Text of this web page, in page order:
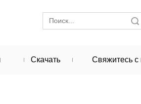
Скачать Свяжитесь с